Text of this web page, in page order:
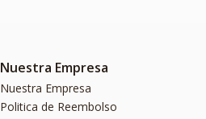
Nuestra Empresa
Nuestra Empresa
Politica de Reembolso